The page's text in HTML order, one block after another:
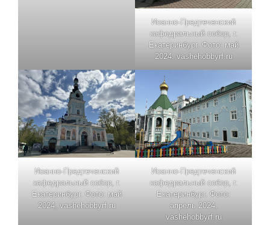
Иоанно-Предтеченский
кафедральный собор, г.
Екатеринбург. Фото: май
2024, vashehobbyrf.ru
Иоанно-Предтеченский
кафедральный собор, г.
Екатеринбург. Фото: май
2024, vashehobbyrf.ru
Иоанно-Предтеченский
кафедральный собор, г.
Екатеринбург. Фото:
апрель 2024,
vashehobbyrf.ru